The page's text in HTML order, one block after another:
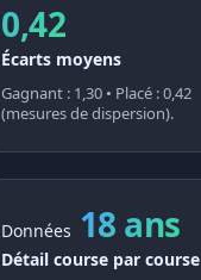
0,42
Écarts moyens
Gagnant : 1,30 • Placé : 0,42
(mesures de dispersion).
Données 18 ans
Détail course par course